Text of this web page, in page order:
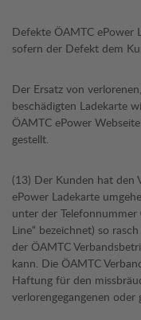
Defekte ÖAMTC ePower
sofern der Defekt dem
Der Ersatz von
beschädigten Ladekarte
ÖAMTC ePower
gestellt.
(13) Der Kunden hat den
ePower Ladekarte
unter der
Line“ bezeichnet) so
der ÖAMTC
kann. Die ÖAMTC
Haftung für den
verlorengegangenen oder